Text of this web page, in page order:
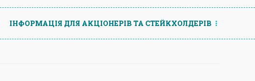
ІНФОРМАЦIЯ ДЛЯ АКЦIОНЕРIВ ТА СТЕЙКХОЛДЕРIВ